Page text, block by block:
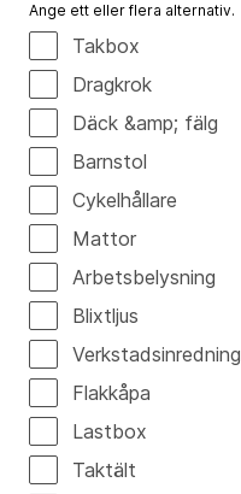
Ange ett eller flera alternativ.
Takbox
Dragkrok
Däck &amp; fälg
Barnstol
Cykelhållare
Mattor
Arbetsbelysning
Blixtljus
Verkstadsinredning
Flakkåpa
Lastbox
Taktält